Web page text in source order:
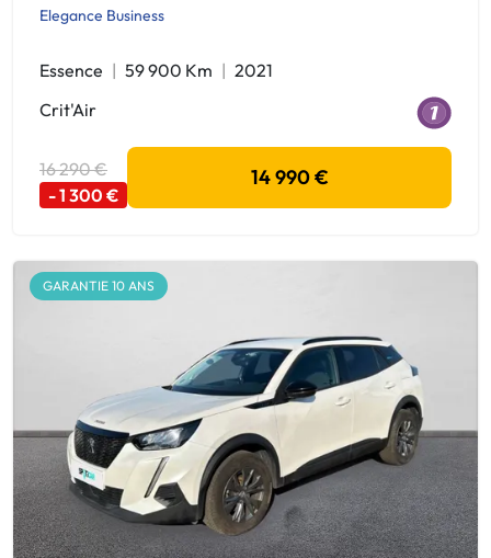
Elegance Business
Essence 59 900 Km
2021
Crit'Air
16 290 €
- 1 300 €
14 990 €
GARANTIE 10 ANS